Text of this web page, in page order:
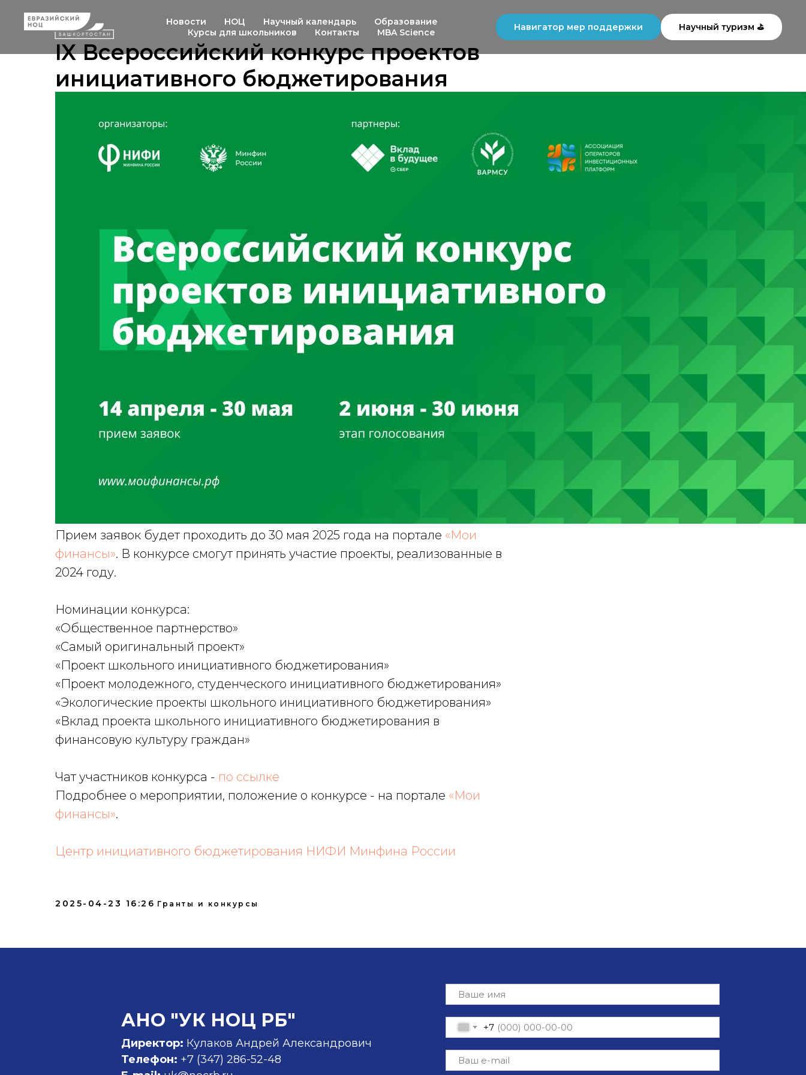
Новости НОЦ Научный календарь
Образование
Курсы для школьников
Контакты MBA Science
Навигатор мер поддержки Научный туризм ⛳
IX Всероссийский конкурс проектов
инициативного бюджетирования
Прием заявок будет проходить до 30 мая 2025 года на портале «Мои
финансы». В конкурсе смогут принять участие проекты, реализованные в
2024 году.
Номинации конкурса:
«Общественное партнерство»
«Самый оригинальный проект»
«Проект школьного инициативного бюджетирования»
«Проект молодежного, студенческого инициативного бюджетирования»
«Экологические проекты школьного инициативного бюджетирования»
«Вклад проекта школьного инициативного бюджетирования в
финансовую культуру граждан»
Чат участников конкурса - по ссылке
Подробнее о мероприятии, положение о конкурсе - на портале «Мои
финансы».
Центр инициативного бюджетирования НИФИ Минфина России
2025-04-23 16:26 Гранты и конкурсы
+7
АНО "УК НОЦ РБ"
Директор: Кулаков Андрей Александрович
Телефон: +7 (347) 286-52-48